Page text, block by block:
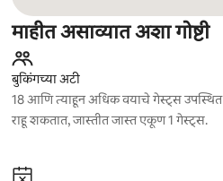
माहीत असाव्यात अशा गोष्टी
बुकिंगच्या अटी
18 आणि त्याहून अधिक वयाचे गेस्ट्स उपस्थित
राहू शकतात, जास्तीत जास्त एकूण 1 गेस्ट्स.